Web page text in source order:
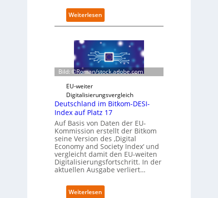
u
b
r
i
n
t
e
i
e
r
t
Weiterlesen:
S
h
a
r
z
i
g
i
t
s
e
r
ö
f
f
e
Bild: ©Roman/stock.adobe.com
EU-weiter
Digitalisierungsvergleich
Deutschland im Bitkom-DESI-
Index auf Platz 17
Auf Basis von Daten der EU-
Kommission erstellt der Bitkom
seine Version des ‚Digital
Economy and Society Index‘ und
vergleicht damit den EU-weiten
Digitalisierungsfortschritt. In der
aktuellen Ausgabe verliert…
Weiterlesen: